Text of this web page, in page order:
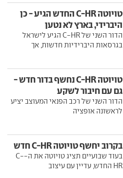
טויוטה C-HR החדש הגיע - כן
היברידי, בארץ לא נטען
הדור השני של C-HR הגיע לישראל
בגרסאות היברידיות חדשות, אך
טויוטה C-HR נחשף בדור חדש -
גם עם חיבור לשקע
הדור השני של רכב הפנאי המעוצב יציע
לראשונה אופציה
בקרוב יחשף טויוטה C-HR חדש
בעוד שבועיים תציג טויוטה את ה-C-
HR החדש, עדיין עם עיצוב